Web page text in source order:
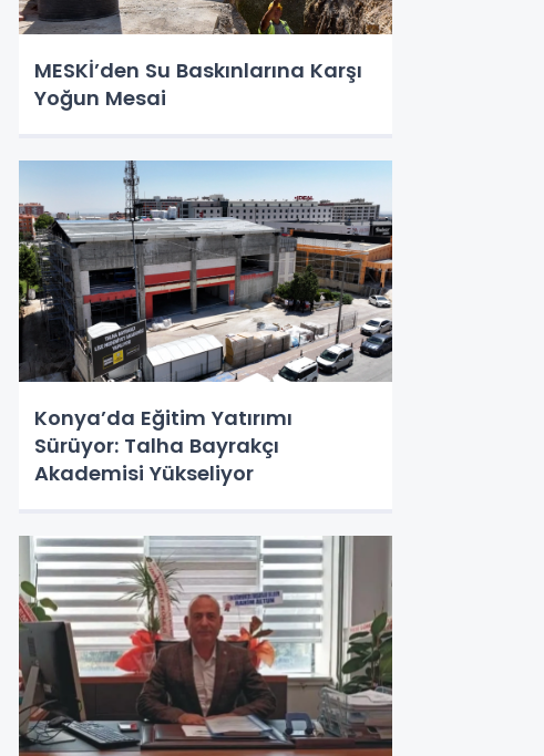
MESKİ’den Su Baskınlarına Karşı
Yoğun Mesai
Konya’da Eğitim Yatırımı
Sürüyor: Talha Bayrakçı
Akademisi Yükseliyor